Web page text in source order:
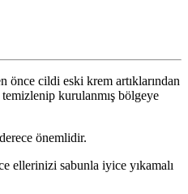
önce cildi eski krem artıklarından
temizlenip kurulanmış bölgeye
önemlidir.
ellerinizi sabunla iyice yıkamalı